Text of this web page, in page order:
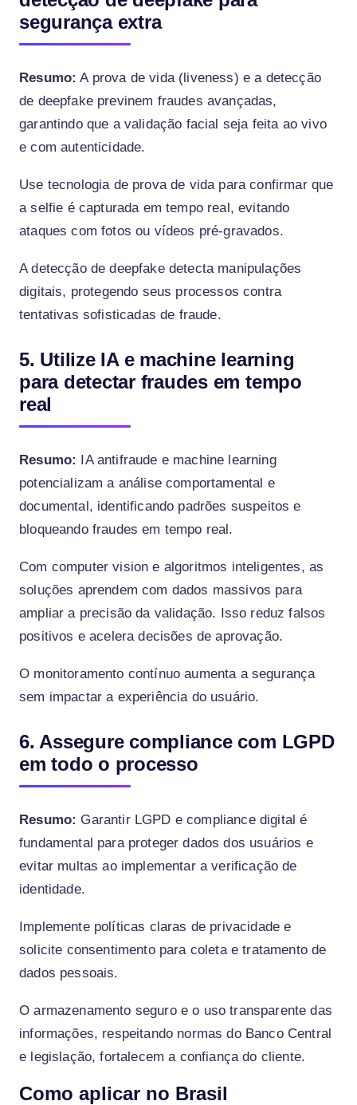
segurança extra
Resumo: A prova de vida (liveness) e a detecção
de deepfake previnem fraudes avançadas,
garantindo que a validação facial seja feita ao vivo
e com autenticidade.
Use tecnologia de prova de vida para confirmar que
a selfie é capturada em tempo real, evitando
ataques com fotos ou vídeos pré-gravados.
A detecção de deepfake detecta manipulações
digitais, protegendo seus processos contra
tentativas sofisticadas de fraude.
5. Utilize IA e machine learning
para detectar fraudes em tempo
real
Resumo: IA antifraude e machine learning
potencializam a análise comportamental e
documental, identificando padrões suspeitos e
bloqueando fraudes em tempo real.
Com computer vision e algoritmos inteligentes, as
soluções aprendem com dados massivos para
ampliar a precisão da validação. Isso reduz falsos
positivos e acelera decisões de aprovação.
O monitoramento contínuo aumenta a segurança
sem impactar a experiência do usuário.
6. Assegure compliance com LGPD
em todo o processo
Resumo: Garantir LGPD e compliance digital é
fundamental para proteger dados dos usuários e
evitar multas ao implementar a verificação de
identidade.
Implemente políticas claras de privacidade e
solicite consentimento para coleta e tratamento de
dados pessoais.
O armazenamento seguro e o uso transparente das
informações, respeitando normas do Banco Central
e legislação, fortalecem a confiança do cliente.
Como aplicar no Brasil